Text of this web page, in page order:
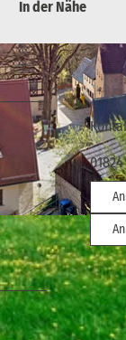
In der Nähe
01824